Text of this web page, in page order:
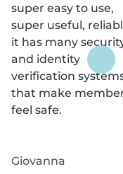
super easy to use,
super useful,
it has many
and identity
verification
that make
feel safe.
Giovanna